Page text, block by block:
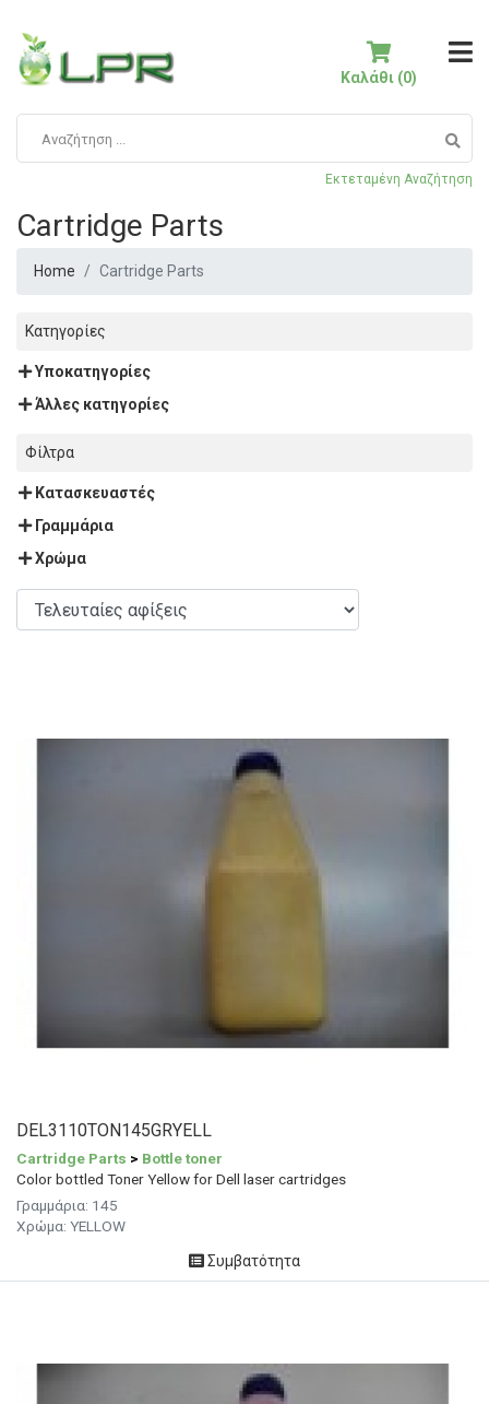
Εκτεταμένη Αναζήτηση
Καλάθι (0)
Cartridge Parts
Home Cartridge Parts
Κατηγορίες
Υποκατηγορίες
Άλλες κατηγορίες
Φίλτρα
Κατασκευαστές
Γραμμάρια
Χρώμα
DEL3110TON145GRYELL
Cartridge Parts > Bottle toner
Color bottled Toner Yellow for Dell laser cartridges
Γραμμάρια: 145
Χρώμα: YELLOW
Συμβατότητα